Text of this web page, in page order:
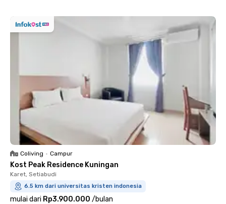
Coliving • Campur
Kost Peak Residence Kuningan
Karet, Setiabudi
6.5 km dari universitas kristen indonesia
mulai dari Rp3.900.000 /bulan